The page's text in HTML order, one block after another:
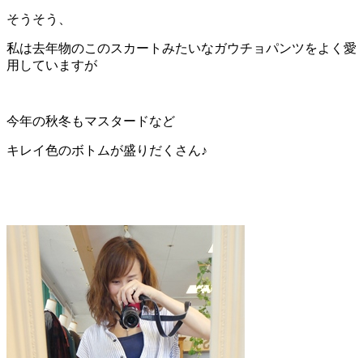
そうそう、
私は去年物のこのスカートみたいなガウチョパンツをよく愛
用していますが
今年の秋冬もマスタードなど
キレイ色のボトムが盛りだくさん♪